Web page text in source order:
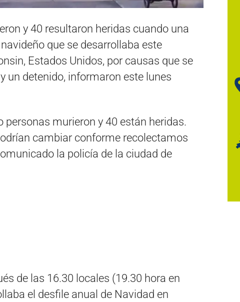
y 40 resultaron heridas cuando una
que se desarrollaba este
Estados Unidos, por causas que se
un detenido, informaron este lunes
murieron y 40 están heridas.
cambiar conforme recolectamos
la policía de la ciudad de
de las 16.30 locales (19.30 hora en
el desfile anual de Navidad en